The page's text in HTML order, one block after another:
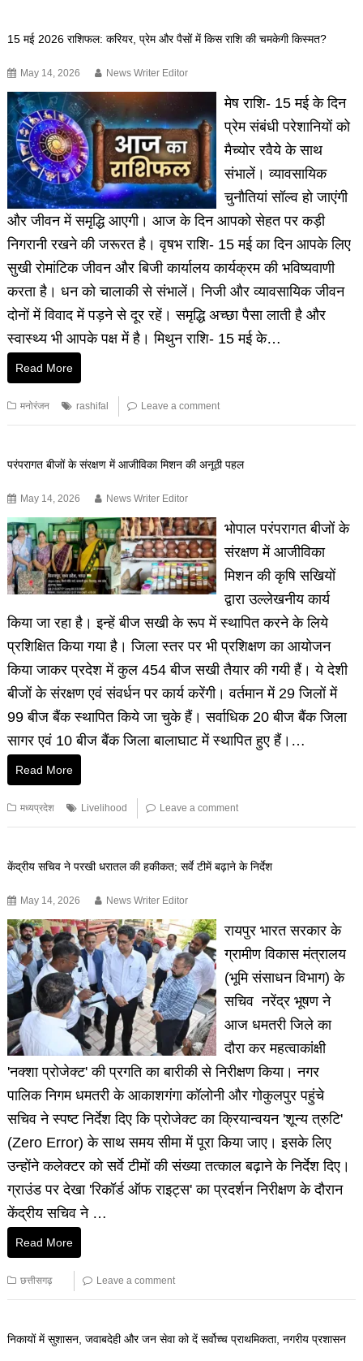
15 मई 2026 राशिफल: करियर, प्रेम और पैसों में किस राशि की चमकेगी किस्मत?
May 14, 2026 News Writer Editor
मेष राशि- 15 मई के दिन
प्रेम संबंधी परेशानियों को
मैच्योर रवैये के साथ
संभालें। व्यावसायिक
चुनौतियां सॉल्व हो जाएंगी
और जीवन में समृद्धि आएगी। आज के दिन आपको सेहत पर कड़ी
निगरानी रखने की जरूरत है। वृषभ राशि- 15 मई का दिन आपके लिए
सुखी रोमांटिक जीवन और बिजी कार्यालय कार्यक्रम की भविष्यवाणी
करता है। धन को चालाकी से संभालें। निजी और व्यावसायिक जीवन
दोनों में विवाद में पड़ने से दूर रहें। समृद्धि अच्छा पैसा लाती है और
स्वास्थ्य भी आपके पक्ष में है। मिथुन राशि- 15 मई के…
Read More
मनोरंजन rashifal Leave a comment
परंपरागत बीजों के संरक्षण में आजीविका मिशन की अनूठी पहल
May 14, 2026 News Writer Editor
भोपाल परंपरागत बीजों के
संरक्षण में आजीविका
मिशन की कृषि सखियों
द्वारा उल्लेखनीय कार्य
किया जा रहा है। इन्हें बीज सखी के रूप में स्थापित करने के लिये
प्रशिक्षित किया गया है। जिला स्तर पर भी प्रशिक्षण का आयोजन
किया जाकर प्रदेश में कुल 454 बीज सखी तैयार की गयी हैं। ये देशी
बीजों के संरक्षण एवं संवर्धन पर कार्य करेंगी। वर्तमान में 29 जिलों में
99 बीज बैंक स्थापित किये जा चुके हैं। सर्वाधिक 20 बीज बैंक जिला
सागर एवं 10 बीज बैंक जिला बालाघाट में स्थापित हुए हैं।…
Read More
मध्यप्रदेश Livelihood Leave a comment
केंद्रीय सचिव ने परखी धरातल की हकीकत; सर्वे टीमें बढ़ाने के निर्देश
May 14, 2026 News Writer Editor
​रायपुर भारत सरकार के
ग्रामीण विकास मंत्रालय
(भूमि संसाधन विभाग) के
सचिव नरेंद्र भूषण ने
आज धमतरी जिले का
दौरा कर महत्वाकांक्षी
'नक्शा प्रोजेक्ट' की प्रगति का बारीकी से निरीक्षण किया। नगर
पालिक निगम धमतरी के आकाशगंगा कॉलोनी और गोकुलपुर पहुंचे
सचिव ने स्पष्ट निर्देश दिए कि प्रोजेक्ट का क्रियान्वयन 'शून्य त्रुटि'
(Zero Error) के साथ समय सीमा में पूरा किया जाए। इसके लिए
उन्होंने कलेक्टर को सर्वे टीमों की संख्या तत्काल बढ़ाने के निर्देश दिए। ​
ग्राउंड पर देखा 'रिकॉर्ड ऑफ राइट्स' का प्रदर्शन निरीक्षण के दौरान
केंद्रीय सचिव ने …
Read More
छत्तीसगढ़ Leave a comment
निकायों में सुशासन, जवाबदेही और जन सेवा को दें सर्वोच्च प्राथमिकता, नगरीय प्रशासन